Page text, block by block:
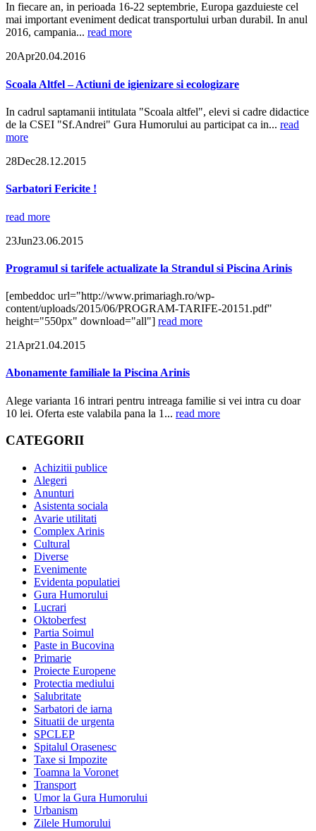
In fiecare an, in perioada 16-22 septembrie, Europa gazduieste cel
mai important eveniment dedicat transportului urban durabil. In anul
2016, campania... read more
20Apr20.04.2016
Scoala Altfel – Actiuni de igienizare si ecologizare
In cadrul saptamanii intitulata "Scoala altfel", elevi si cadre didactice
de la CSEI "Sf.Andrei" Gura Humorului au participat ca in... read
more
28Dec28.12.2015
Sarbatori Fericite !
read more
23Jun23.06.2015
Programul si tarifele actualizate la Strandul si Piscina Arinis
[embeddoc url="http://www.primariagh.ro/wp-
content/uploads/2015/06/PROGRAM-TARIFE-20151.pdf"
height="550px" download="all"] read more
21 Apr21.04.2015
Abonamente familiale la Piscina Arinis
Alege varianta 16 intrari pentru intreaga familie si vei intra cu doar
10 lei. Oferta este valabila pana la 1... read more
CATEGORII
Achizitii publice
Alegeri
Anunturi
Asistenta sociala
Avarie utilitati
Complex Arinis
Cultural
Diverse
Evenimente
Evidenta populatiei
Gura Humorului
Lucrari
Oktoberfest
Partia Soimul
Paste in Bucovina
Primarie
Proiecte Europene
Protectia mediului
Salubritate
Sarbatori de iarna
Situatii de urgenta
SPCLEP
Spitalul Orasenesc
Taxe si Impozite
Toamna la Voronet
Transport
Umor la Gura Humorului
Urbanism
Zilele Humorului